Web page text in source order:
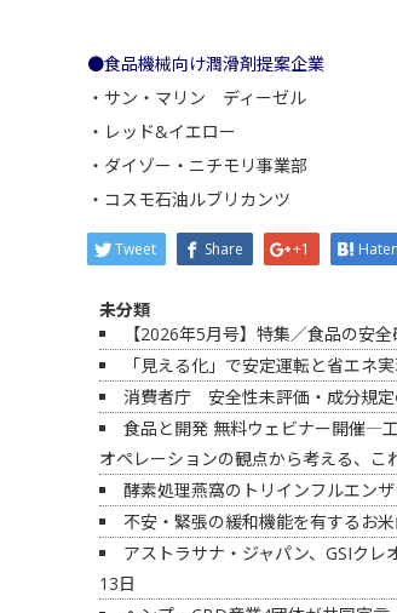
●食品機械向け潤滑剤提案企業
・ サン・マリン ディーゼル
・ レッド&イエロー
・ ダイゾー・ニチモリ事業部
・ コスモ石油ルブリカンツ
Tweet Share +1
未分類
【2026年5月号】特集／食品の安
「見える化」で安定運転と省エネ
消費者庁 安全性未評価・成分規
食品と開発 無料ウェビナー開催
オペレーションの観点から考える、
酵素処理燕窩のトリインフルエン
不安・緊張の緩和機能を有するお
アストラサナ・ジャパン、GSIク
13日